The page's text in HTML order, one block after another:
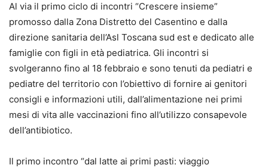
Al via il primo ciclo di incontri “Crescere insieme”
promosso dalla Zona Distretto del Casentino e dalla
direzione sanitaria dell’Asl Toscana sud est e dedicato alle
famiglie con figli in età pediatrica. Gli incontri si
svolgeranno fino al 18 febbraio e sono tenuti da pediatri e
pediatre del territorio con l’obiettivo di fornire ai genitori
consigli e informazioni utili, dall’alimentazione nei primi
mesi di vita alle vaccinazioni fino all’utilizzo consapevole
dell’antibiotico.
Il primo incontro “dal latte ai primi pasti: viaggio